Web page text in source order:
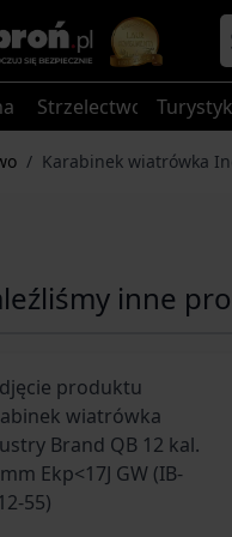
Strzelectwo
/ Karabinek wiatrówka
inne